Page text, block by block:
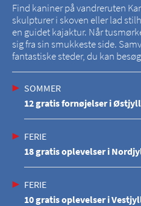
Find kaniner på vandreruten
skulpturer i skoven eller lad
en guidet kajaktur. Når
sig fra sin smukkeste side.
fantastiske steder, du kan
SOMMER
12 gratis fornøjelser i
FERIE
18 gratis oplevelser i
FERIE
10 gratis oplevelser i